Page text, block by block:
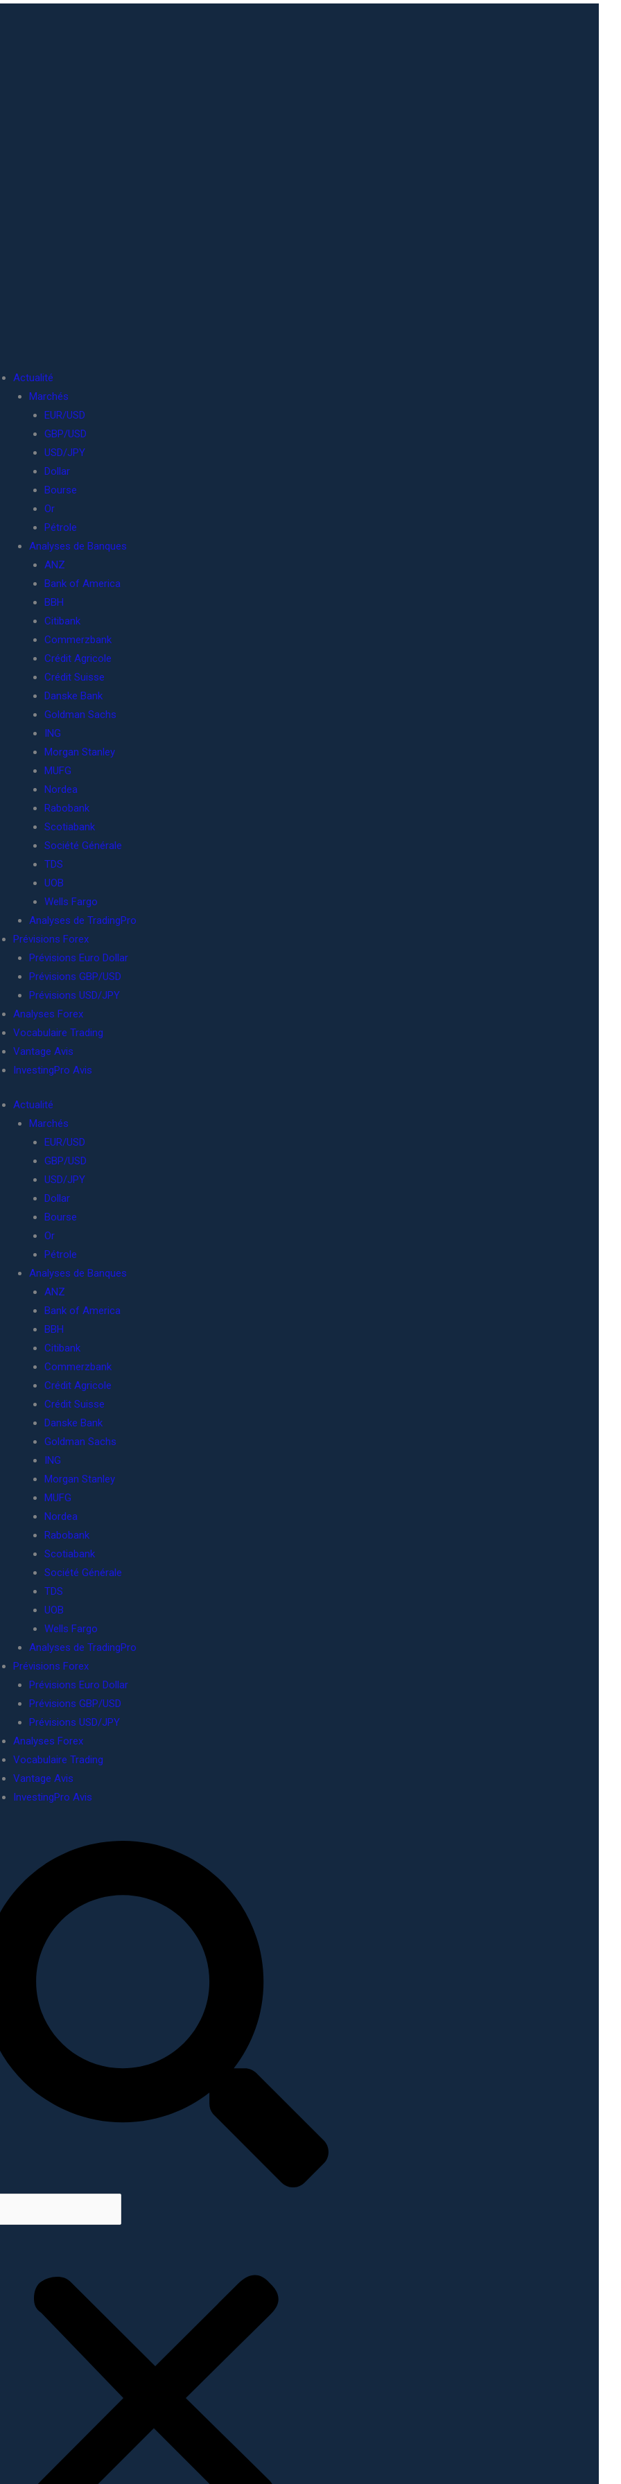
Actualité
Marchés
EUR/USD
GBP/USD
USD/JPY
Dollar
Bourse
Or
Pétrole
Analyses de Banques
ANZ
Bank of America
BBH
Citibank
Commerzbank
Crédit Agricole
Crédit Suisse
Danske Bank
Goldman Sachs
ING
Morgan Stanley
MUFG
Nordea
Rabobank
Scotiabank
Société Générale
TDS
UOB
Wells Fargo
Analyses de TradingPro
Prévisions Forex
Prévisions Euro Dollar
Prévisions GBP/USD
Prévisions USD/JPY
Analyses Forex
Vocabulaire Trading
Vantage Avis
InvestingPro Avis
Actualité
Marchés
EUR/USD
GBP/USD
USD/JPY
Dollar
Bourse
Or
Pétrole
Analyses de Banques
ANZ
Bank of America
BBH
Citibank
Commerzbank
Crédit Agricole
Crédit Suisse
Danske Bank
Goldman Sachs
ING
Morgan Stanley
MUFG
Nordea
Rabobank
Scotiabank
Société Générale
TDS
UOB
Wells Fargo
Analyses de TradingPro
Prévisions Forex
Prévisions Euro Dollar
Prévisions GBP/USD
Prévisions USD/JPY
Analyses Forex
Vocabulaire Trading
Vantage Avis
InvestingPro Avis